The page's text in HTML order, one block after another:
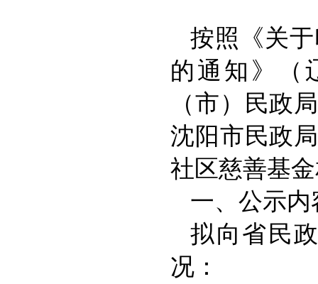
按照《关
的通知》（
（市）民政
沈阳市民政
社区慈善基
一、公示内
拟向省民
况：